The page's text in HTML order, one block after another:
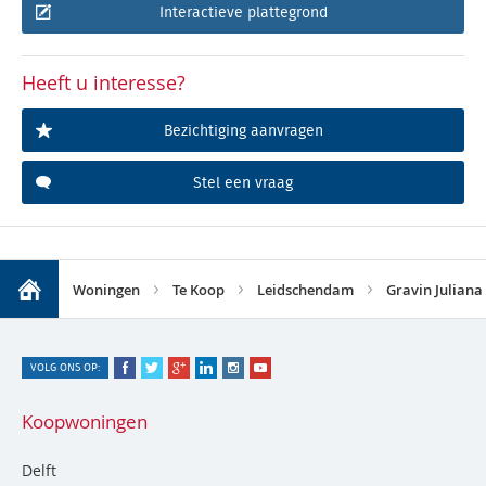
Interactieve plattegrond
Heeft u interesse?
Bezichtiging aanvragen
Stel een vraag
Woningen Te Koop Leidschendam Gravin
VOLG ONS OP:
Koopwoningen
Delft